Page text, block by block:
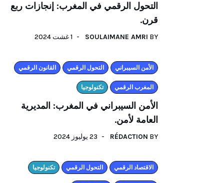
التحول الرقمي في المغرب: إنجازات ربع
قرن.
BY
SOULAIMANE AMRI 1 غشت 2024
الأمن السيبراني التحول الرقمي القانون الرقمي
المغرب الرقمي تكنولوجيا
الأمن السيبراني في المغرب: المديرية
العامة لأمن.
BY
RÉDACTION 23 يوليوز 2024
اﻻقتصاد الرقمي التحول الرقمي تكنولوجيا